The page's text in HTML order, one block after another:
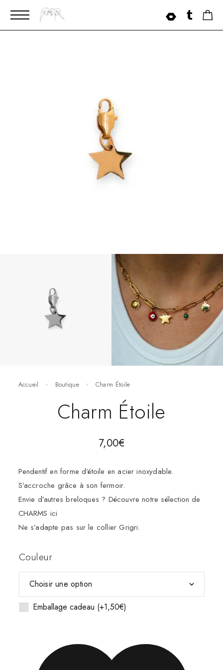
Accueil Boutique Charm Étoile
Charm Étoile
7,00€
Pendentif en forme d’étoile en acier inoxydable.
S’accroche grâce à son fermoir.
Envie d’autres breloques ? Découvre notre sélection de
CHARMS ici
Ne s’adapte pas sur le collier Grigri.
Couleur
Emballage cadeau (+1,50€)